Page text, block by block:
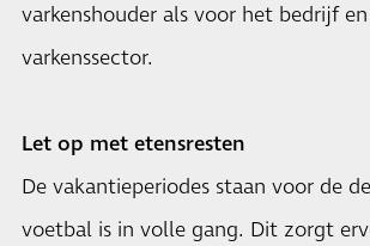
varkenshouder als voor het bedrijf
varkenssector.
Let op met etensresten
De vakantieperiodes staan voor de
voetbal is in volle gang. Dit zorgt